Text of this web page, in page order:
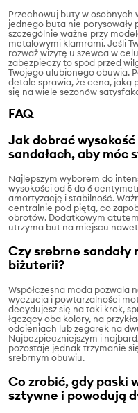
Przechowuj buty w osobnych
jednego buta nie
szczególnie ważne przy
metalowymi klamrami. Jeśli
rozważ wizytę u szewca w
zabezpieczy to spód przed
Twojego ulubionego obuwia.
detale sprawia, że cena, jaką
się na wiele sezonów
FAQ
Jak dobrać
sandałach, aby móc
Najlepszym wyborem do
wysokości od 5 do 6
amortyzację i stabilność.
centralnie pod piętą, co
obrotów. Dodatkowym
utrzyma but na miejscu
Czy srebrne sandały
biżuterii?
Współczesna moda pozwala
wyczucia i powtarzalności
decydujesz się na taki krok,
łączący oba kolory, na
odcieniach lub zegarek na
Najbezpieczniejszym i
pozostaje jednak trzymanie
srebrnym obuwiu.
Co zrobić, gdy paski
sztywne i powodują